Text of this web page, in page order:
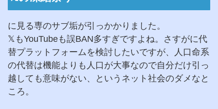
に見る専のサブ垢が引っかかりました。
𝕏もYouTubeも誤BAN多すぎですよね。さすがに代
替プラットフォームを検討したいですが、人口命系
の代替は機能よりも人口が大事なので自分だけ引っ
越しても意味がない、というネット社会のダメなと
ころ。